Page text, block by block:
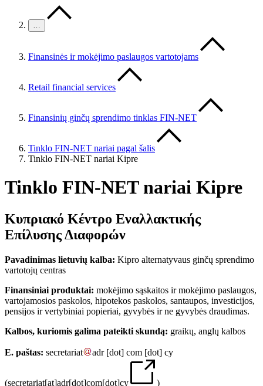
…
Finansinės ir mokėjimo paslaugos vartotojams
Retail financial services
Finansinių ginčų sprendimo tinklas FIN-NET
Tinklo FIN-NET nariai pagal šalis
Tinklo FIN-NET nariai Kipre
Tinklo FIN-NET nariai Kipre
Κυπριακό Κέντρο Εναλλακτικής
Επίλυσης Διαφορών
Pavadinimas lietuvių kalba: Kipro alternatyvaus ginčų sprendimo
vartotojų centras
Finansiniai produktai: mokėjimo sąskaitos ir mokėjimo paslaugos,
vartojamosios paskolos, hipotekos paskolos, santaupos, investicijos,
pensijos ir vertybiniai popieriai, gyvybės ir ne gyvybės draudimas.
Kalbos, kuriomis galima pateikti skundą: graikų, anglų kalbos
E. paštas: secretariat adr[dot] com [dot] cy
(secretariat[at]adr[dot]com[dot]cy )